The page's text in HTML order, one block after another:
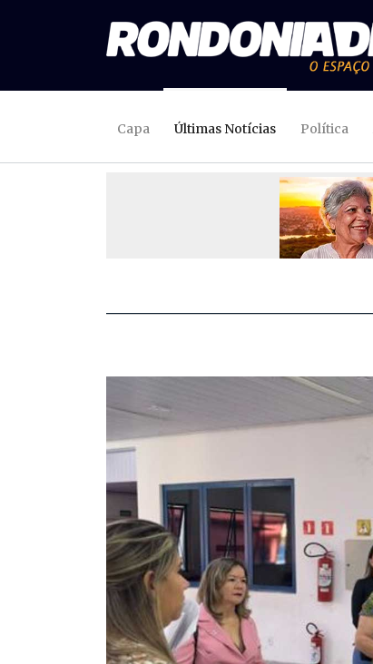
Capa Últimas Notícias Política